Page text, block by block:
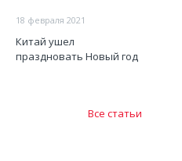
18 февраля 2021
Китай ушел
праздновать Новый год
Все статьи